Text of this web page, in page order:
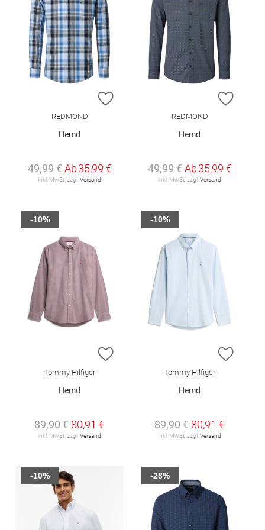
ZUR WUNSCHLISTE HINZUFÜGEN
REDMOND
Hemd
49,99 € Ab35,99 €
inkl. MwSt. zzgl. Versand
ZUR
REDMOND
Hemd
49,99 € Ab35,99 €
inkl. MwSt. zzgl. Versand
ZUR WUNSCHLISTE HINZUFÜGEN
Tommy Hilfiger
Hemd
89,90 € 80,91 €
inkl. MwSt. zzgl. Versand
-10%
ZUR
Tommy Hilfiger
Hemd
89,90 € 80,91 €
inkl. MwSt. zzgl. Versand
-10%
-10% -28%